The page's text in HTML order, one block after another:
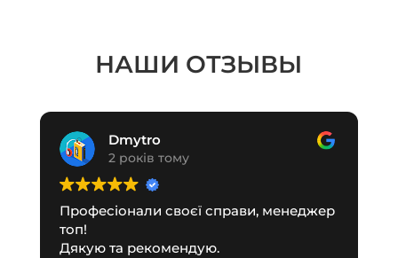
НАШИ ОТЗЫВЫ
Dmytro
2 років тому
Професіонали своєї справи, менеджер
топ!
Дякую та рекомендую.